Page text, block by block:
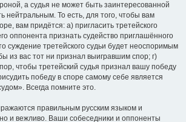
а судья не может быть заинтересованной
нейтральным. То есть, для того, чтобы вам
вам придётся: а) пригласить третейского
оппонента признать судейство приглашённого
суждение третейского судьи будет неоспоримым
из вас тот ни признал выигравшим спор; г)
чтобы третейский судья признал вашу победу
победу в споре самому себе является
Всегда помните это.
правильным русским языком и
и вежливо. Ваши собеседники и оппоненты